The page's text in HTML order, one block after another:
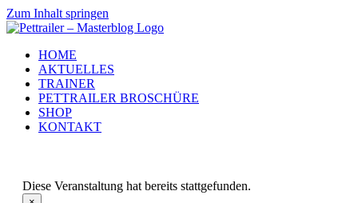
Zum Inhalt springen
HOME
AKTUELLES
TRAINER
PETTRAILER BROSCHÜRE
SHOP
KONTAKT
Diese Veranstaltung hat bereits stattgefunden.